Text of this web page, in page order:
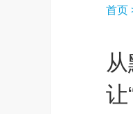
首页
让